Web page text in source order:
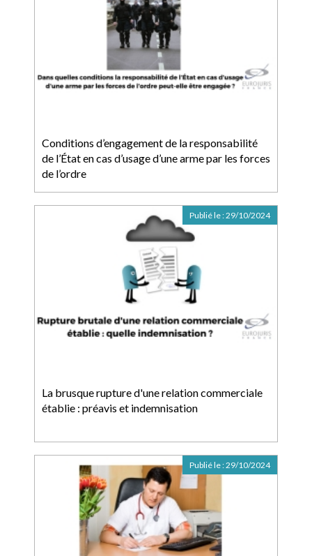
Conditions d’engagement de la responsabilité
de l’État en cas d’usage d’une arme par les forces
de l’ordre
La brusque rupture d'une relation commerciale
établie : préavis et indemnisation
Publié le :29/10/2024
Publié le :29/10/2024